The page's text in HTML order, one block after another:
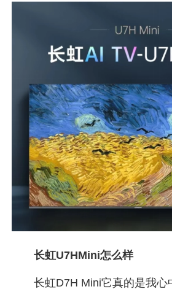
长虹U7HMini怎么样
长虹D7H Mini它真的是我心